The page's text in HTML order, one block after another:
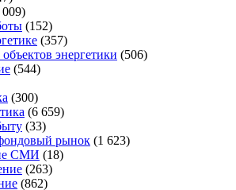
009)
(152)
(357)
энергетики (506)
(544)
(300)
(6 659)
(33)
рынок (1 623)
СМИ (18)
(263)
(862)